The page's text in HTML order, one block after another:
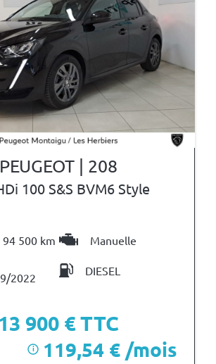
PEUGEOT | 208
100 S&S BVM6 Style
94 500 km Manuelle
2022 DIESEL
13 900 € TTC
i 119,54 € /mois